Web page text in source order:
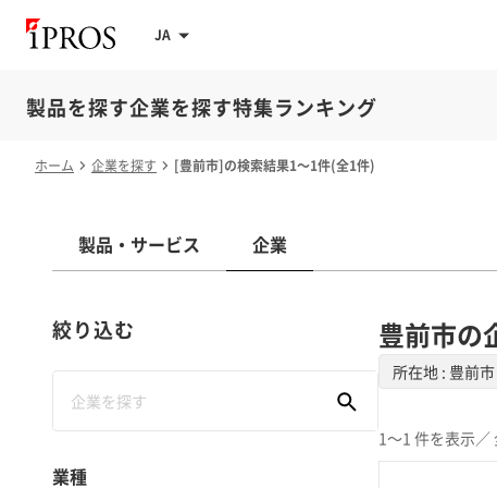
JA
製品を探す企業を探す特集ランキング
ホーム 企業を探す [豊前市]の検索結果1～1件(全1件)
製品・サービス 企業
豊前市の
所在地 : 豊前市
1～1 件を表示／
絞り込む
業種